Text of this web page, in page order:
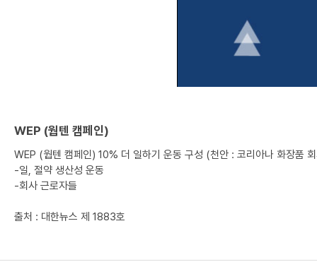
WEP (웝텐 캠페인)
WEP (웝텐 캠페인) 10% 더 일하기 운동 구성 (천안 : 코리아나 화장품
-일, 절약 생산성 운동
-회사 근로자들
출처 : 대한뉴스 제 1883호